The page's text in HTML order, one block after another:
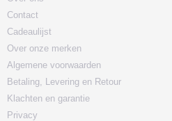
Contact
Cadeaulijst
Over onze merken
Algemene voorwaarden
Betaling, Levering en Retour
Klachten en garantie
Privacy